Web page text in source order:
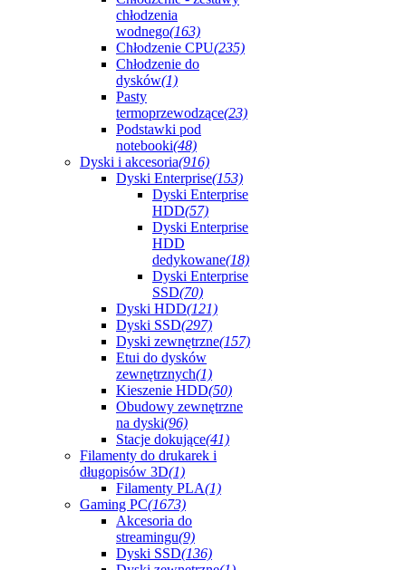
chłodzenia
wodnego(163)
Chłodzenie CPU(235)
Chłodzenie do
dysków(1)
Pasty
termoprzewodzące(23)
Podstawki pod
notebooki(48)
Dyski i akcesoria(916)
Dyski Enterprise(153)
Dyski Enterprise
HDD(57)
Dyski Enterprise
HDD
dedykowane(18)
Dyski Enterprise
SSD(70)
Dyski HDD(121)
Dyski SSD(297)
Dyski zewnętrzne(157)
Etui do dysków
zewnętrznych(1)
Kieszenie HDD(50)
Obudowy zewnętrzne
na dyski(96)
Stacje dokujące(41)
Filamenty do drukarek i
długopisów 3D(1)
Filamenty PLA(1)
Gaming PC(1673)
Akcesoria do
streamingu(9)
Dyski SSD(136)